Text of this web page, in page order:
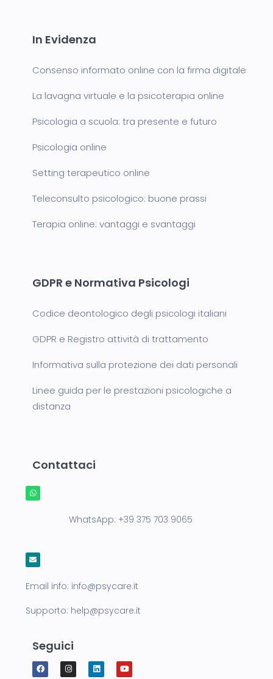
In Evidenza
Consenso informato online con la firma digitale
La lavagna virtuale e la psicoterapia online
Psicologia a scuola: tra presente e futuro
Psicologia online
Setting terapeutico online
Teleconsulto psicologico: buone prassi
Terapia online: vantaggi e svantaggi
GDPR e Normativa Psicologi
Codice deontologico degli psicologi italiani
GDPR e Registro attività di trattamento
Informativa sulla protezione dei dati personali
Linee guida per le prestazioni psicologiche a
distanza
Contattaci
WhatsApp: +39 375 703 9065
Email info: info@psycare.it
Supporto: help@psycare.it
Seguici